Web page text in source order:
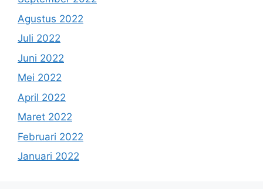
Agustus 2022
Juli 2022
Juni 2022
Mei 2022
April 2022
Maret 2022
Februari 2022
Januari 2022